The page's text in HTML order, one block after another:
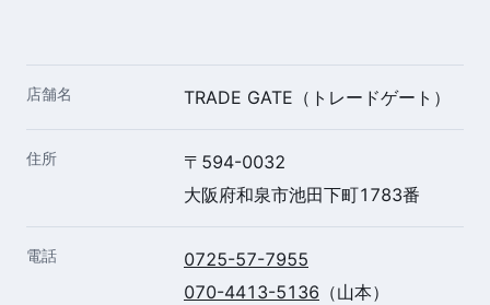
店舗名 TRADE GATE（トレードゲート）
住所
〒594-0032
大阪府和泉市池田下町1783番
電話
0725-57-7955
070-4413-5136 （山本）